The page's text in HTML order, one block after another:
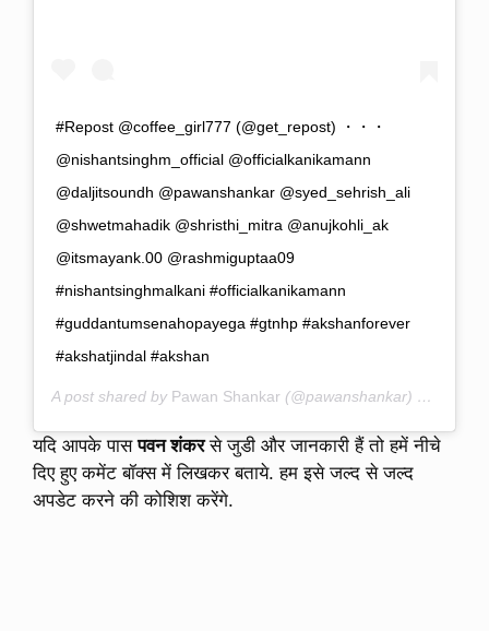
#Repost @coffee_girl777 (@get_repost) ・・・
@nishantsinghm_official @officialkanikamann
@daljitsoundh @pawanshankar @syed_sehrish_ali
@shwetmahadik @shristhi_mitra @anujkohli_ak
@itsmayank.00 @rashmiguptaa09
#nishantsinghmalkani #officialkanikamann
#guddantumsenahopayega #gtnhp #akshanforever
#akshatjindal #akshan
A post shared by Pawan Shankar (@pawanshankar) on
यदि आपके पासपवन शंकरसे जुडी और जानकारी हैं तो हमें नीचे
दिए हुए कमेंट बॉक्स में लिखकर बताये. हम इसे जल्द से जल्द
अपडेट करने की कोशिश करेंगे.